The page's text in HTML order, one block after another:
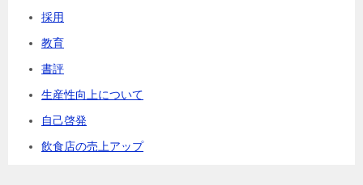
採用
教育
書評
生産性向上について
自己啓発
飲食店の売上アップ